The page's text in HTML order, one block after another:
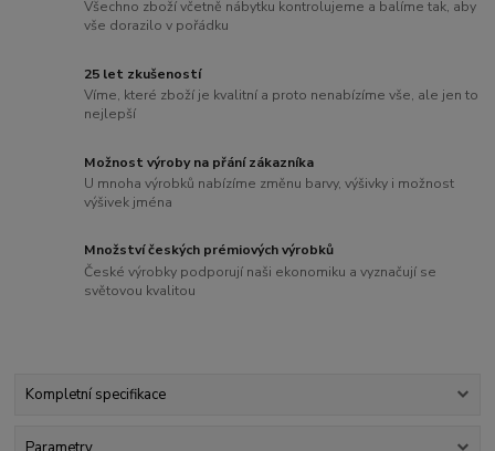
Všechno zboží včetně nábytku kontrolujeme a balíme tak, aby
vše dorazilo v pořádku
25 let zkušeností
Víme, které zboží je kvalitní a proto nenabízíme vše, ale jen to
nejlepší
Možnost výroby na přání zákazníka
U mnoha výrobků nabízíme změnu barvy, výšivky i možnost
výšivek jména
Množství českých prémiových výrobků
České výrobky podporují naši ekonomiku a vyznačují se
světovou kvalitou
Kompletní specifikace